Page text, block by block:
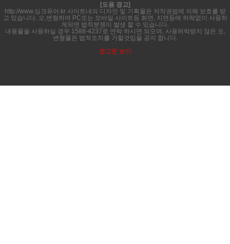
[도용 경고]
http://www.싱크퓨어.kr 사이트내의 디자인 및 기획물은 저작권법에 의해 보호를 받
고 있습니다. 오,변형하여 PC또는 모바일 사이트등 화면, 지면등에 허락없이 사용하
게되면 법적분쟁이 발생 할 수 있습니다.
내용물을 사용하실 경우 1588-4237로 연락 하시면 되오며, 사용허락받지 않은 오,
변형물은 법적조치를 가할것임을 공지 합니다.
경고문 보기